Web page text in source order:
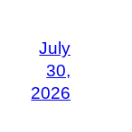
July
30,
2026